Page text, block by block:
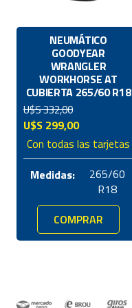
NEUMÁTICO
GOODYEAR
WRANGLER
WORKHORSE AT
CUBIERTA 265/60 R18
U$S332,00
El
precio
original
era:
U$S 299,00El
precio
actual
es:
Con todas las tarjetas
Medidas:
265/60
R18
COMPRAR